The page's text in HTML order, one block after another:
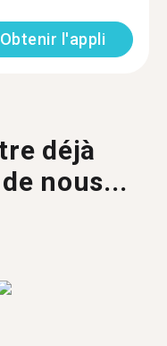
Obtenir l'appli
déjà
nous...